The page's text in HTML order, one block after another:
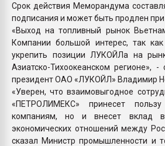
Срок действия Меморандума
подписания и может быть продлен при
«Выход на топливный рынок
Компании большой интерес, так
укрепить позиции ЛУКОЙЛа на
Азиатско-Тихоокеанском регионе»,
президент ОАО «ЛУКОЙЛ» Владимир
«Уверен, что взаимовыгодное
«ПЕТРОЛИМЕКС» принесет
компаниям, но и внесет вклад в
экономических отношений между
сказал Министр промышленности и